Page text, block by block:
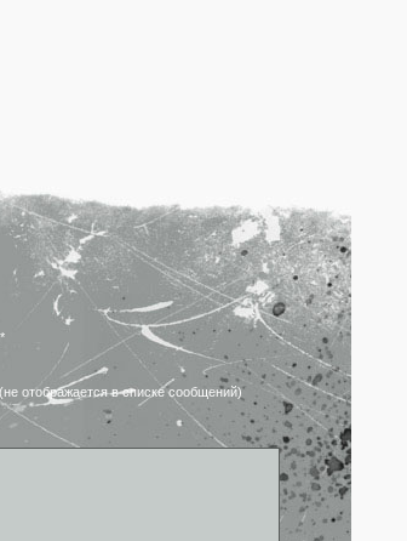
отображается в списке сообщений)